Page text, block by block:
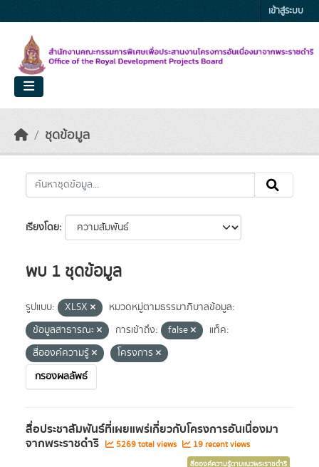
เข้าสู่ระบบ
ชุดข้อมูล
เรียงโดย
พบ 1 ชุดข้อมูล
รูปแบบ: XLSX
หมวดหมู่ตามธรรมาภิบาลข้อมูล:
ข้อมูลสาธารณะ
การเข้าถึง: false
แท็ค:
สื่อองค์ความรู้
โครงการ
กรองผลลัพธ์
สื่อประชาสัมพันธ์ที่เผยแพร่เกี่ยวกับโครงการอันเนื่องมา
จากพระราชดำริ 5269 total views 19 recent views
สื่อองค์ความรู้ตามแนวพระราชดำริ